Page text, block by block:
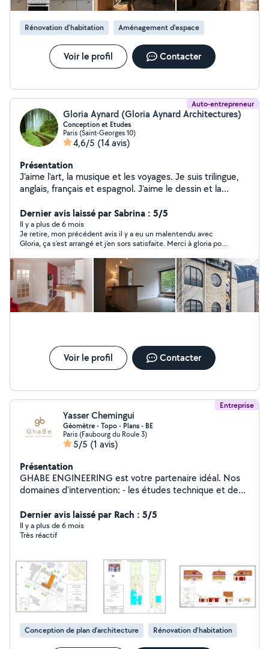
Rénovation d'habitation Aménagement d'espace
Voir le profil Contacter
Auto-entrepreneur
Gloria Aynard (Gloria Aynard Architectures)
Conception et Etudes
Paris (Saint-Georges 10)
4,6/5 (14 avis)
Présentation
J'aime l'art, la musique et les voyages. Je suis trilingue,
anglais, français et espagnol. J'aime le dessin et la
Dernier avis laissé par Sabrina : 5/5
Il y a plus de 6 mois
Je retire, mon précédent avis il y a eu un malentendu avec
Gloria, ça s’est arrangé et j’en sors satisfaite. Merci à gloria pour
Voir le profil Contacter
Entreprise
Yasser Chemingui
Géomètre - Topo - Plans - BE
Paris (Faubourg du Roule 3)
5/5 (1 avis)
Présentation
GHABE ENGINEERING est votre partenaire idéal. Nos
domaines d'intervention: - les études technique et de
Maitrise d'œuvre et suivie des chantier - Les relevé
topographiques - Les relevés d'architecture - la
production des plans - Les relevés des intérieurs et
toitures - La production de tous types de plans 2d/3d :
plan de masse, plan topo, plan d'intérieur, plan des
façades, plan de coupes, plan des toitures... - La
production des maquette 3d
Dernier avis laissé par Rach : 5/5
Il y a plus de 6 mois
Très réactif
Conception de plan d'architecture Rénovation d'habitation